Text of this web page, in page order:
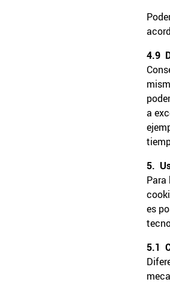
4.9
a
5.
es
5.1